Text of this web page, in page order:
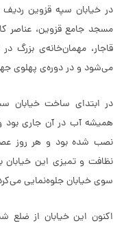
در خیابان سپه قزوین ردیف
مسجد جامع قزوین، عناصر
قاجار، مهمان‌خانه‌ی بزرگ
می‌شود و در دوره‌ی پهلوی
در ابتدای ساخت خیابان
نصب شده بود و هر روز
نظافت و تمیزی این خیابان
سوی خیابان جلوه‌نمایی
اکنون این خیابان از ضلع